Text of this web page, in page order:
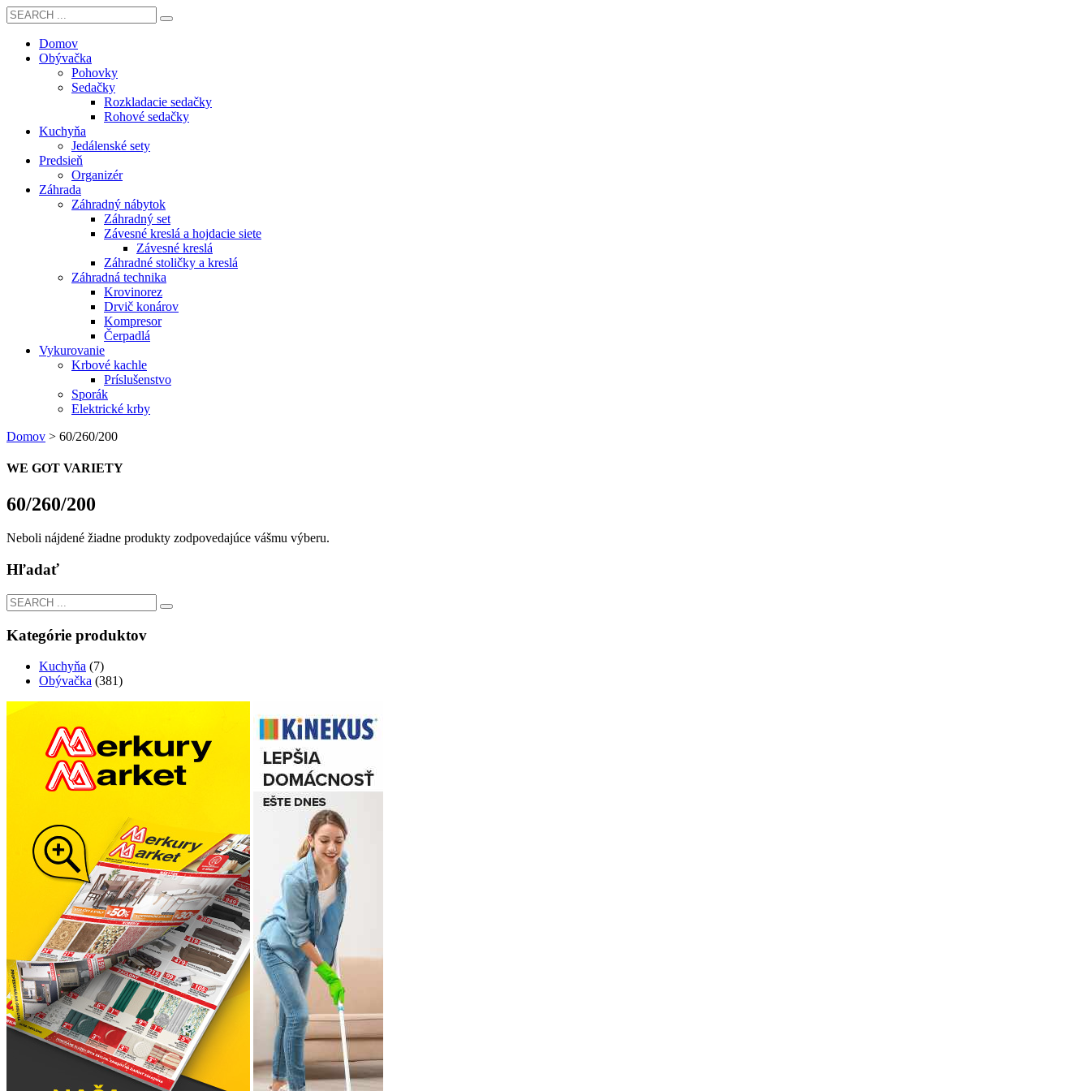
Domov
Obývačka
Pohovky
Sedačky
Rozkladacie sedačky
Rohové sedačky
Kuchyňa
Jedálenské sety
Predsieň
Organizér
Záhrada
Záhradný nábytok
Záhradný set
Závesné kreslá a hojdacie siete
Závesné kreslá
Záhradné stoličky a kreslá
Záhradná technika
Krovinorez
Drvič konárov
Kompresor
Čerpadlá
Vykurovanie
Krbové kachle
Príslušenstvo
Sporák
Elektrické krby
Domov > 60/260/200
WE GOT VARIETY
60/260/200
Neboli nájdené žiadne produkty zodpovedajúce vášmu výberu.
Hľadať
Kategórie produktov
Kuchyňa (7)
Obývačka (381)